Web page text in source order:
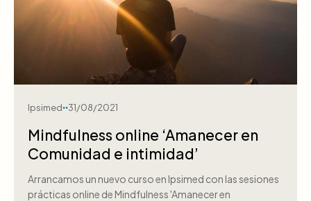
Ipsimed 31/08/2021
Mindfulness online ‘Amanecer en
Comunidad e intimidad’
Arrancamos un nuevo curso en Ipsimed con las sesiones
prácticas online de Mindfulness 'Amanecer en